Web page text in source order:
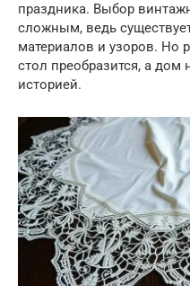
праздника. Выбор
сложным, ведь
материалов и узоров. Но
стол преобразится, а дом
историей.